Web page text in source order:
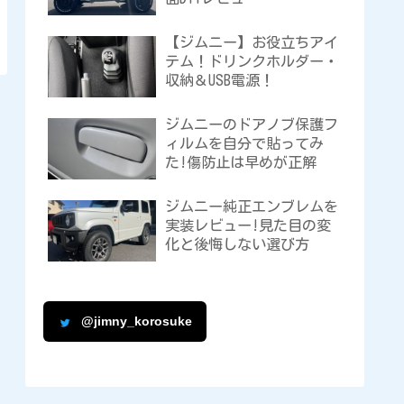
【ジムニー】お役立ちアイ
テム！ドリンクホルダー・
収納＆USB電源！
ジムニーのドアノブ保護フ
ィルムを自分で貼ってみ
た!傷防止は早めが正解
ジムニー純正エンブレムを
実装レビュー!見た目の変
化と後悔しない選び方
@jimny_korosuke